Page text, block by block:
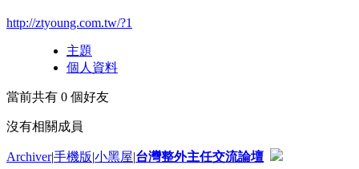
http://ztyoung.com.tw/?1
主題
個人資料
當前共有 0 個好友
沒有相關成員
Archiver|手機版|小黑屋|台灣整外主任交流論壇